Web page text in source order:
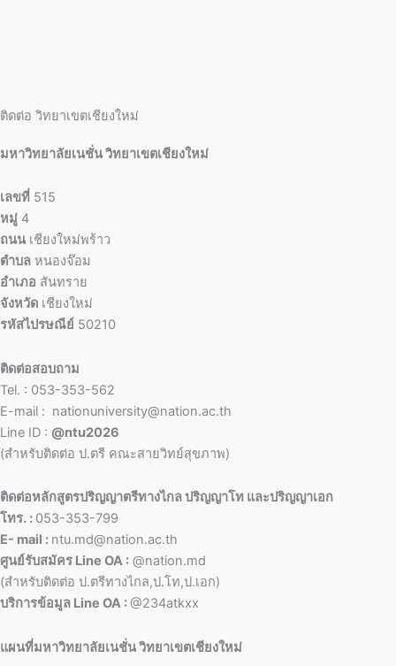
ติดต่อ วิทยาเขตเชียงใหม่
มหาวิทยาลัยเนชั่น วิทยาเขตเชียงใหม่
เลขที่ 515
หมู่ 4
ถนน เชียงใหม่พร้าว
ตำบล หนองจ๊อม
อำเภอ สันทราย
จังหวัด เชียงใหม่
รหัสไปรษณีย์ 50210
ติดต่อสอบถาม
Tel. : 053-353-562
E-mail : nationuniversity@nation.ac.th
Line ID : @ntu2026
(สำหรับติดต่อ ป.ตรี คณะสายวิทย์สุขภาพ)
ติดต่อหลักสูตรปริญญาตรีทางไกล ปริญญาโท และปริญญาเอก
โทร. : 053-353-799
E- mail : ntu.md@nation.ac.th
ศูนย์รับสมัคร Line OA : @nation.md
(สำหรับติดต่อ ป.ตรีทางไกล,ป.โท,ป.เอก)
บริการข้อมูล Line OA :@234atkxx
แผนที่มหาวิทยาลัยเนชั่น วิทยาเขตเชียงใหม่